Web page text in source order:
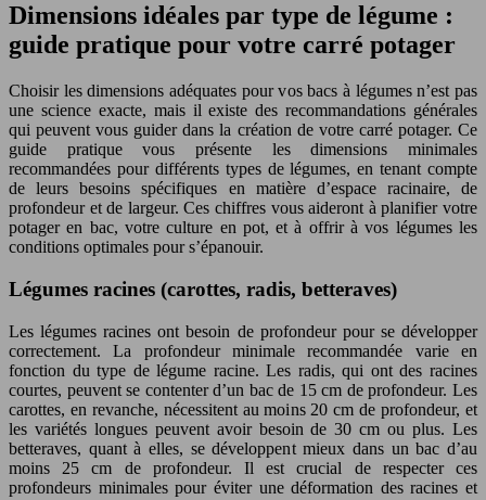
Dimensions idéales par type de légume :
guide pratique pour votre carré potager
Choisir les dimensions adéquates pour vos bacs à légumes n’est pas
une science exacte, mais il existe des recommandations générales
qui peuvent vous guider dans la création de votre carré potager. Ce
guide pratique vous présente les dimensions minimales
recommandées pour différents types de légumes, en tenant compte
de leurs besoins spécifiques en matière d’espace racinaire, de
profondeur et de largeur. Ces chiffres vous aideront à planifier votre
potager en bac, votre culture en pot, et à offrir à vos légumes les
conditions optimales pour s’épanouir.
Légumes racines (carottes, radis, betteraves)
Les légumes racines ont besoin de profondeur pour se développer
correctement. La profondeur minimale recommandée varie en
fonction du type de légume racine. Les radis, qui ont des racines
courtes, peuvent se contenter d’un bac de 15 cm de profondeur. Les
carottes, en revanche, nécessitent au moins 20 cm de profondeur, et
les variétés longues peuvent avoir besoin de 30 cm ou plus. Les
betteraves, quant à elles, se développent mieux dans un bac d’au
moins 25 cm de profondeur. Il est crucial de respecter ces
profondeurs minimales pour éviter une déformation des racines et